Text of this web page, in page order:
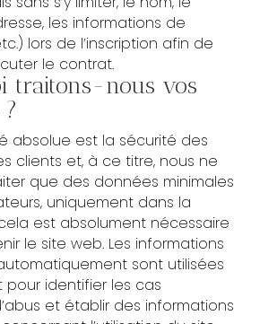
les informations de
lors de l’inscription afin de
le contrat.
traitons-nous vos
absolue est la sécurité des
clients et, à ce titre, nous ne
que des données minimales
uniquement dans la
est absolument nécessaire
le site web. Les informations
sont utilisées
pour identifier les cas
et établir des informations